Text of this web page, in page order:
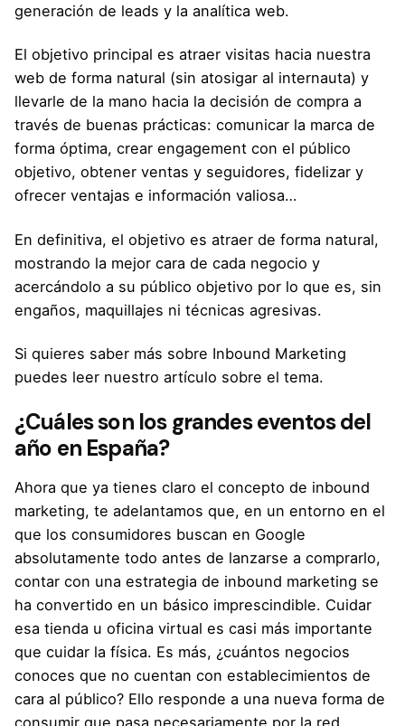
generación de leads y la analítica web.
El objetivo principal es atraer visitas hacia nuestra
web de forma natural (sin atosigar al internauta) y
llevarle de la mano hacia la decisión de compra a
través de buenas prácticas: comunicar la marca de
forma óptima, crear engagement con el público
objetivo, obtener ventas y seguidores, fidelizar y
ofrecer ventajas e información valiosa…
En definitiva, el objetivo es atraer de forma natural,
mostrando la mejor cara de cada negocio y
acercándolo a su público objetivo por lo que es, sin
engaños, maquillajes ni técnicas agresivas.
Si quieres saber más sobre Inbound Marketing
puedes leer nuestro artículo sobre el tema.
¿Cuáles son los grandes eventos del
año en España?
Ahora que ya tienes claro el concepto de inbound
marketing, te adelantamos que, en un entorno en el
que los consumidores buscan en Google
absolutamente todo antes de lanzarse a comprarlo,
contar con una estrategia de inbound marketing se
ha convertido en un básico imprescindible. Cuidar
esa tienda u oficina virtual es casi más importante
que cuidar la física. Es más, ¿cuántos negocios
conoces que no cuentan con establecimientos de
cara al público? Ello responde a una nueva forma de
consumir que pasa necesariamente por la red.